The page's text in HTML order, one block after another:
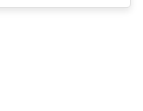
る働きや、腸のバランス